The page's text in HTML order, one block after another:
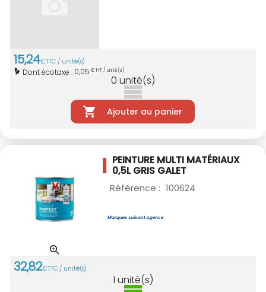
15,24€TTC / unité(s)
Dont écotaxe : 0,05 € HT / unité(s)
0 unité(s)
Ajouter au panier
PEINTURE MULTI MATÉRIAUX
0,5L GRIS GALET
Référence : 100624
32,82€TTC / unité(s)
1 unité(s)